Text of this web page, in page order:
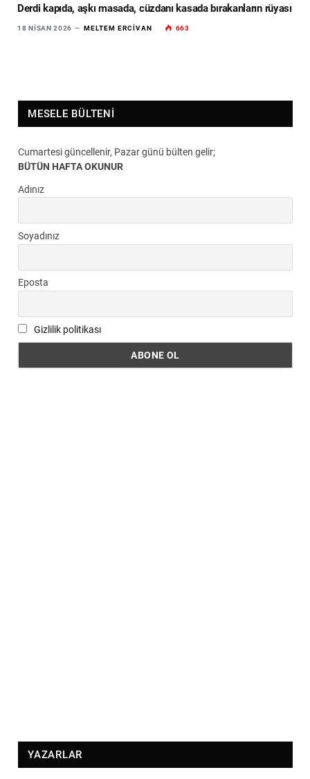
Derdi kapıda, aşkı masada, cüzdanı kasada bırakanların rüyası
18 NISAN 2026 MELTEM ERCIVAN 663
MESELE BÜLTENI
Cumartesi güncellenir, Pazar günü bülten gelir;
BÜTÜN HAFTA OKUNUR
Adınız
Soyadınız
Eposta
Gizlilik politikası
YAZARLAR